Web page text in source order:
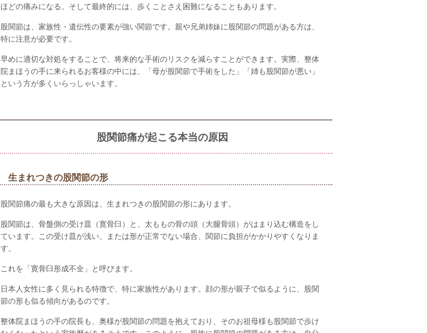
ほどの痛みになる。そして最終的には、歩くことさえ困難になることもあります。
股関節は、家族性・遺伝性の要素が強い関節です。親や兄弟姉妹に股関節の問題がある方は、
特に注意が必要です。
早めに適切な対処をすることで、将来的な手術のリスクを減らすことができます。実際、整体
院まほうの手に来られるお客様の中には、「母が股関節で手術をした」「姉も股関節が悪い」
という方が多くいらっしゃいます。
股関節痛が起こる本当の原因
生まれつきの股関節の形
股関節痛の最も大きな原因は、生まれつきの股関節の形にあります。
股関節は、骨盤側の受け皿（寛骨臼）と、太ももの骨の頭（大腿骨頭）がはまり込む構造をし
ています。この受け皿が浅い、または形が正常でない場合、関節に負担がかかりやすくなりま
す。
これを「寛骨臼形成不全」と呼びます。
日本人女性に多く見られる特徴で、特に家族性があります。顔の形が親子で似るように、股関
節の形も似る傾向があるのです。
整体院まほうの手の院長も、奥様が股関節の問題を抱えており、そのお祖母様も股関節で歩け